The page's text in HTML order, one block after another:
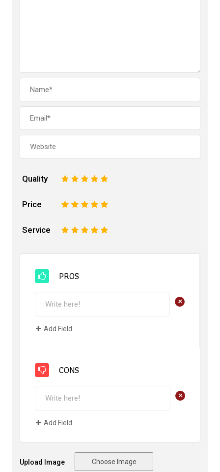
Quality 5
4
3
2
Price 5
4
3
2
Service 5
4
3
2
PROS
+
Add Field
CONS
+
Add Field
Upload Image Choose Image